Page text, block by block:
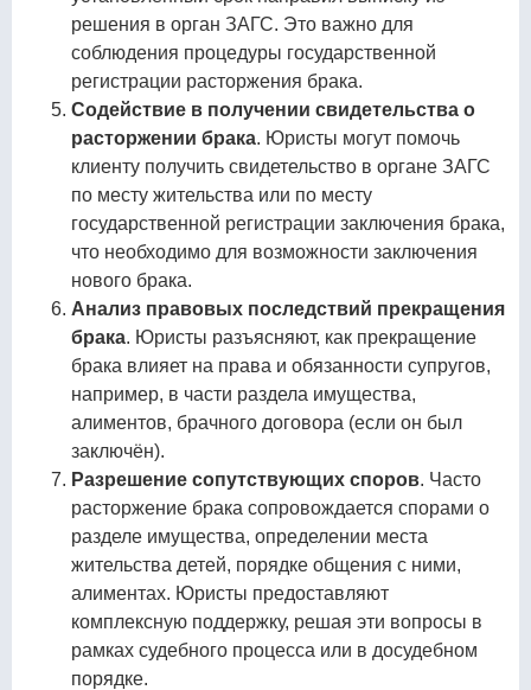
решения в орган ЗАГС. Это важно для
соблюдения процедуры государственной
регистрации расторжения брака.
Содействие в получении свидетельства о
расторжении брака. Юристы могут помочь
клиенту получить свидетельство в органе ЗАГС
по месту жительства или по месту
государственной регистрации заключения брака,
что необходимо для возможности заключения
нового брака.
Анализ правовых последствий прекращения
брака. Юристы разъясняют, как прекращение
брака влияет на права и обязанности супругов,
например, в части раздела имущества,
алиментов, брачного договора (если он был
заключён).
Разрешение сопутствующих споров. Часто
расторжение брака сопровождается спорами о
разделе имущества, определении места
жительства детей, порядке общения с ними,
алиментах. Юристы предоставляют
комплексную поддержку, решая эти вопросы в
рамках судебного процесса или в досудебном
порядке.